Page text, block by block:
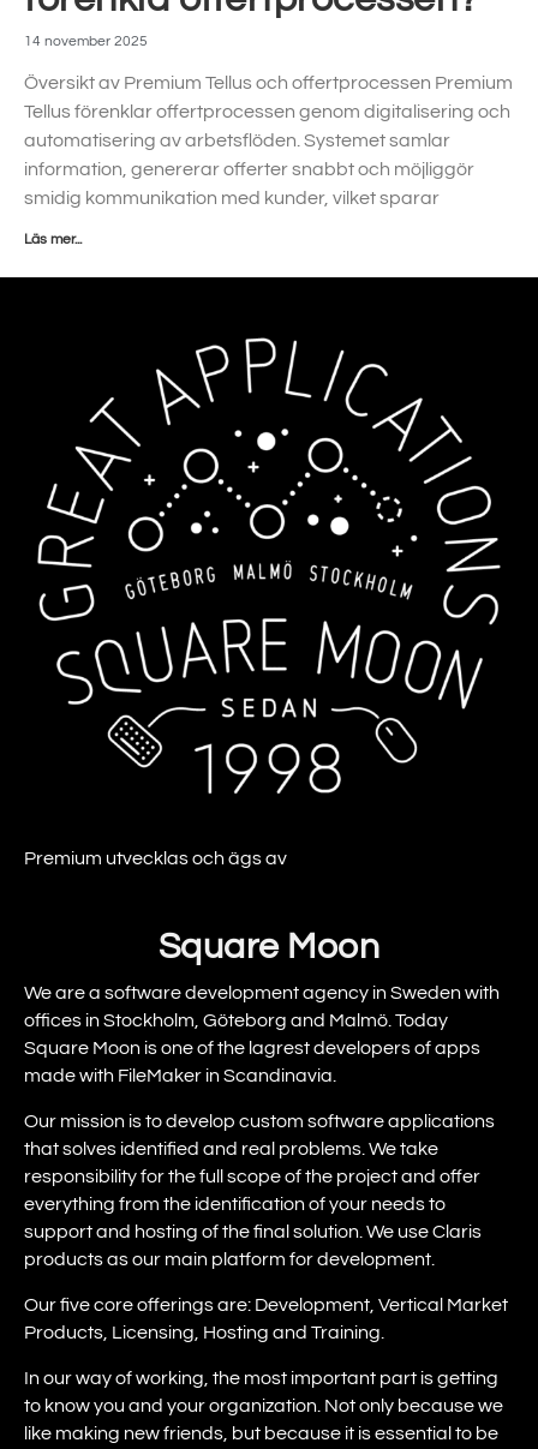
14 november 2025
Översikt av Premium Tellus och offertprocessen Premium
Tellus förenklar offertprocessen genom digitalisering och
automatisering av arbetsflöden. Systemet samlar
information, genererar offerter snabbt och möjliggör
smidig kommunikation med kunder, vilket sparar
Läs mer...
Premium utvecklas och ägs av
Square Moon
We are a software development agency in Sweden with
offices in Stockholm, Göteborg and Malmö. Today
Square Moon is one of the lagrest developers of apps
made with FileMaker in Scandinavia.
Our mission is to develop custom software applications
that solves identified and real problems. We take
responsibility for the full scope of the project and offer
everything from the identification of your needs to
support and hosting of the final solution. We use Claris
products as our main platform for development.
Our five core offerings are: Development, Vertical Market
Products, Licensing, Hosting and Training.
In our way of working, the most important part is getting
to know you and your organization. Not only because we
like making new friends, but because it is essential to be